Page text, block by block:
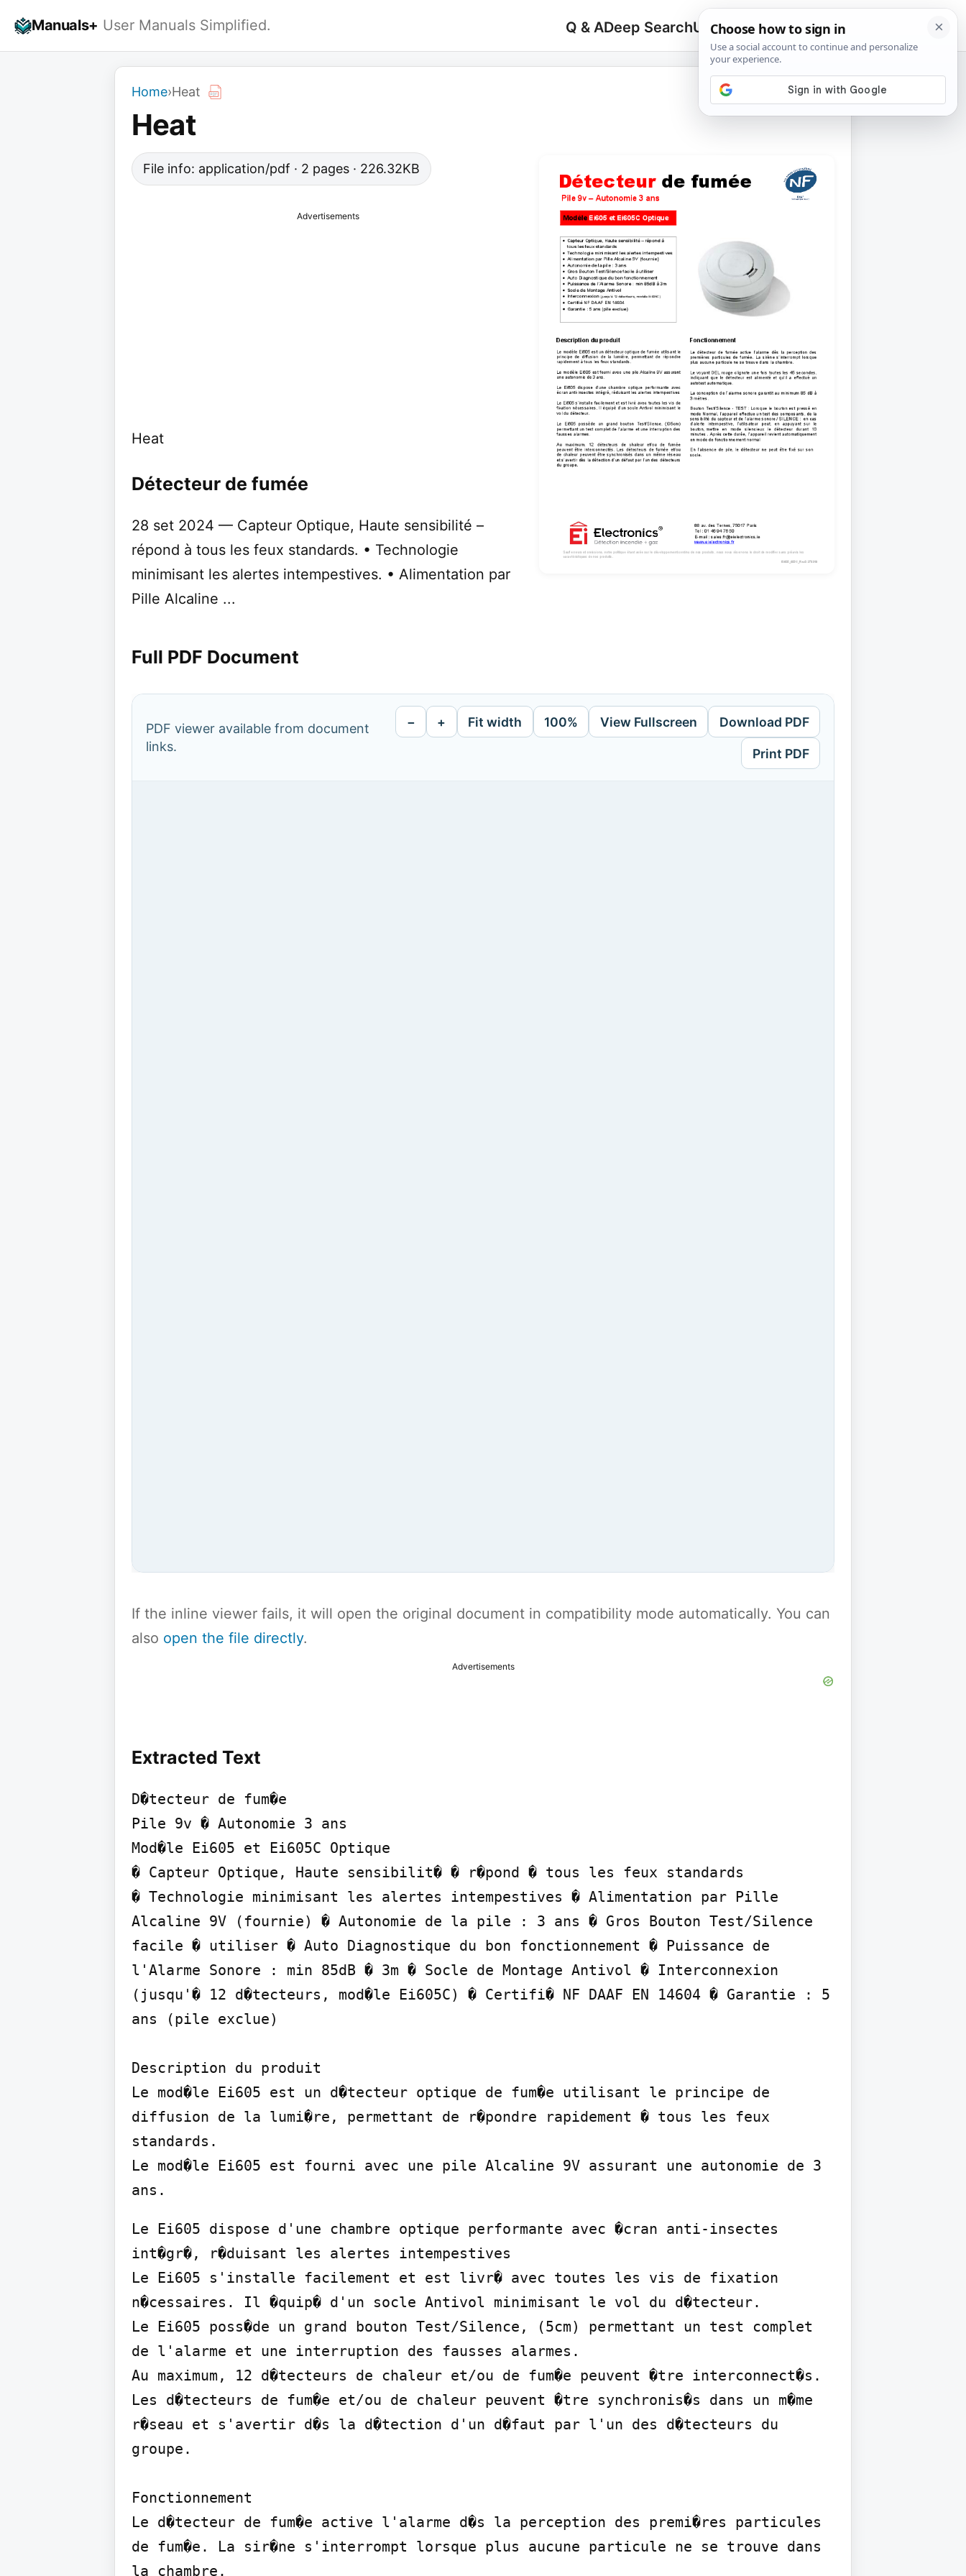
Manuals+ User Manuals Simplified. Q & ADeep SearchUpload
Search
for:
🔍
Home›Heat
Heat
File info: application/pdf · 2 pages · 226.32KB
Advertisements
Heat
Détecteur de fumée
28 set 2024 — Capteur Optique, Haute sensibilité –
répond à tous les feux standards. • Technologie
minimisant les alertes intempestives. • Alimentation par
Pille Alcaline ...
Full PDF Document
PDF viewer available from document
links.
− + Fit width 100% View Fullscreen Download PDF
Print PDF
If the inline viewer fails, it will open the original document in compatibility mode automatically. You can
also open the file directly.
Advertisements
Extracted Text
D�tecteur de fum�e
Pile 9v � Autonomie 3 ans
Mod�le Ei605 et Ei605C Optique
� Capteur Optique, Haute sensibilit� � r�pond � tous les feux standards
� Technologie minimisant les alertes intempestives � Alimentation par Pille
Alcaline 9V (fournie) � Autonomie de la pile : 3 ans � Gros Bouton Test/Silence
facile � utiliser � Auto Diagnostique du bon fonctionnement � Puissance de
l'Alarme Sonore : min 85dB � 3m � Socle de Montage Antivol � Interconnexion
(jusqu'� 12 d�tecteurs, mod�le Ei605C) � Certifi� NF DAAF EN 14604 � Garantie : 5
ans (pile exclue)
Description du produit
Le mod�le Ei605 est un d�tecteur optique de fum�e utilisant le principe de
diffusion de la lumi�re, permettant de r�pondre rapidement � tous les feux
standards.
Le mod�le Ei605 est fourni avec une pile Alcaline 9V assurant une autonomie de 3
ans.
Le Ei605 dispose d'une chambre optique performante avec �cran anti-insectes
int�gr�, r�duisant les alertes intempestives
Le Ei605 s'installe facilement et est livr� avec toutes les vis de fixation
n�cessaires. Il �quip� d'un socle Antivol minimisant le vol du d�tecteur.
Le Ei605 poss�de un grand bouton Test/Silence, (5cm) permettant un test complet
de l'alarme et une interruption des fausses alarmes.
Au maximum, 12 d�tecteurs de chaleur et/ou de fum�e peuvent �tre interconnect�s.
Les d�tecteurs de fum�e et/ou de chaleur peuvent �tre synchronis�s dans un m�me
r�seau et s'avertir d�s la d�tection d'un d�faut par l'un des d�tecteurs du
groupe.
Fonctionnement
Le d�tecteur de fum�e active l'alarme d�s la perception des premi�res particules
de fum�e. La sir�ne s'interrompt lorsque plus aucune particule ne se trouve dans
la chambre.